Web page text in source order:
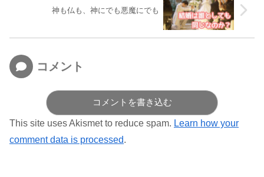
神も仏も、神にでも悪魔にでも
コメント
コメントを書き込む
This site uses Akismet to reduce spam. Learn how your
comment data is processed.